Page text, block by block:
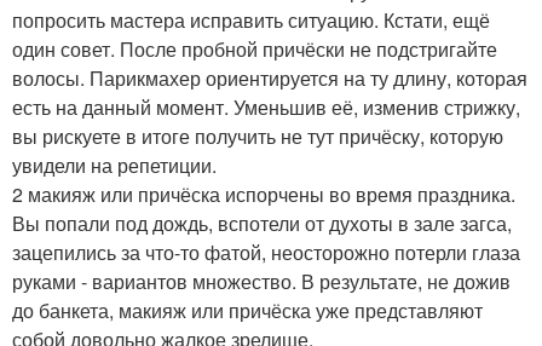
попросить мастера исправить ситуацию. Кстати, ещё
один совет. После пробной причёски не подстригайте
волосы. Парикмахер ориентируется на ту длину, которая
есть на данный момент. Уменьшив её, изменив стрижку,
вы рискуете в итоге получить не тут причёску, которую
увидели на репетиции.
2 макияж или причёска испорчены во время праздника.
Вы попали под дождь, вспотели от духоты в зале загса,
зацепились за что-то фатой, неосторожно потерли глаза
руками - вариантов множество. В результате, не дожив
до банкета, макияж или причёска уже представляют
собой довольно жалкое зрелище.